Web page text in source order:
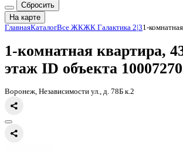
Сбросить
На карте
Главная КаталогВсе ЖКЖК Галактика 2|3
1-комнатная
этаж